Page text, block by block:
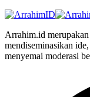
Arrahim.id
mendiseminasikan
menyemai moderasi